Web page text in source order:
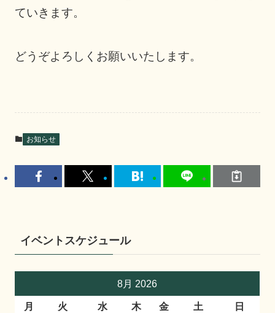
ていきます。
どうぞよろしくお願いいたします。
お知らせ
イベントスケジュール
8月 2026
月 火 水 木 金 土
日